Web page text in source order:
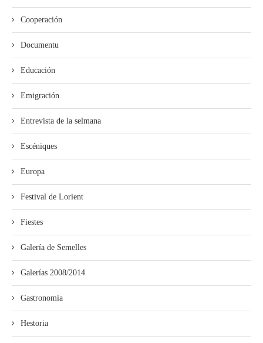
Cooperación
Documentu
Educación
Emigración
Entrevista de la selmana
Escéniques
Europa
Festival de Lorient
Fiestes
Galería de Semelles
Galerías 2008/2014
Gastronomía
Hestoria